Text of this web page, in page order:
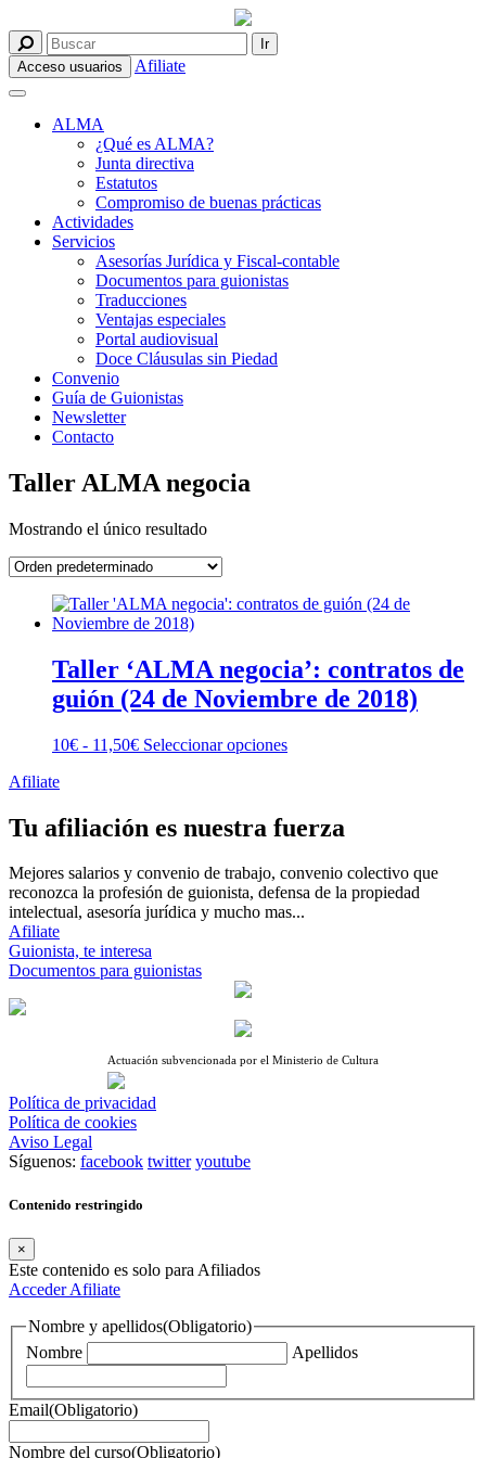
Acceso usuarios Afiliate
ALMA
¿Qué es ALMA?
Junta directiva
Estatutos
Compromiso de buenas prácticas
Actividades
Servicios
Asesorías Jurídica y Fiscal-contable
Documentos para guionistas
Traducciones
Ventajas especiales
Portal audiovisual
Doce Cláusulas sin Piedad
Convenio
Guía de Guionistas
Newsletter
Contacto
Taller ALMA negocia
Mostrando el único resultado
Taller ‘ALMA negocia’: contratos de
guión (24 de Noviembre de 2018)
10€ - 11,50€Rango
10€
hasta
Seleccionar opcionesEste
variantes.
Las
se
pueden
elegir
Afiliate
Tu afiliación es nuestra fuerza
Mejores salarios y convenio de trabajo, convenio colectivo que
reconozca la profesión de guionista, defensa de la propiedad
intelectual, asesoría jurídica y mucho mas...
Afiliate
Guionista, te interesa
Documentos para guionistas
Actuación subvencionada por el Ministerio de Cultura
Política de privacidad
Política de cookies
Aviso Legal
Síguenos: facebook twitter youtube
Contenido restringido
×
Este contenido es solo para Afiliados
AccederAfiliate
Nombre y apellidos(Obligatorio)
Nombre
Apellidos
Email(Obligatorio)
Nombre del curso(Obligatorio)